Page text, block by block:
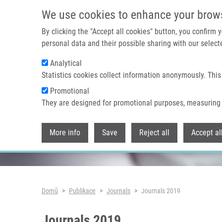
We use cookies to enhance your
By clicking the "Accept all cookies" button, you confirm
personal data and their possible sharing with our
Analytical
Statistics cookies collect information anonymously.
Promotional
They are designed for promotional purposes,
More info Save Reject all Accept all
Header image
Drobečková navigace
Domů Publikace Journals Journals 2019